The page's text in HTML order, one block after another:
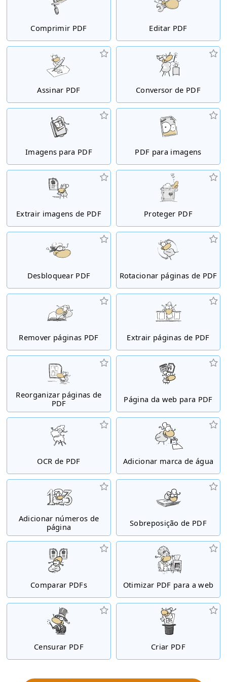
Comprimir PDF Editar PDF
Assinar PDF Conversor de PDF
Imagens para PDF PDF para imagens
Extrair imagens de PDF Proteger PDF
Desbloquear PDF Rotacionar páginas de PDF
Remover páginas PDF Extrair páginas de PDF
Reorganizar páginas de
PDF
Página da web para PDF
OCR de PDF Adicionar marca de água
Adicionar números de
página
Sobreposição de PDF
Comparar PDFs Otimizar PDF para a web
Censurar PDF Criar PDF